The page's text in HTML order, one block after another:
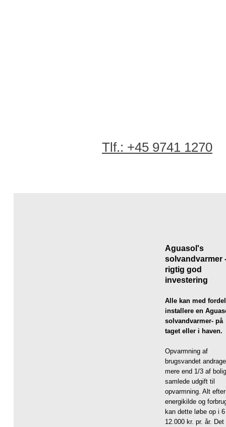
Tlf.: +45 9741 1270​
Aguasol's
solvandvarmer
rigtig god
investering
Alle kan med fordel
installere en
solvandvarmer- på
taget eller i haven.
Opvarmning af
brugsvandet
mere end 1/3 af
samlede udgift til
opvarmning. Alt efter
energikilde og
kan dette løbe op i
12.000 kr. pr. år. Det